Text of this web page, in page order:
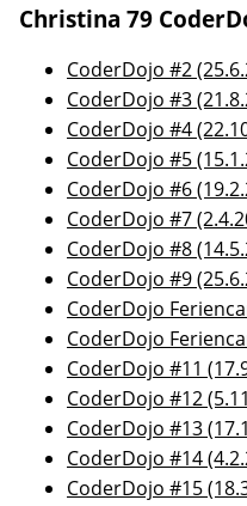
Christina 79
CoderDojo #2
CoderDojo #3
CoderDojo #4
CoderDojo #5
CoderDojo #6
CoderDojo #7
CoderDojo #8
CoderDojo #9
CoderDojo
CoderDojo
CoderDojo #11
CoderDojo #12
CoderDojo #13
CoderDojo #14
CoderDojo #15